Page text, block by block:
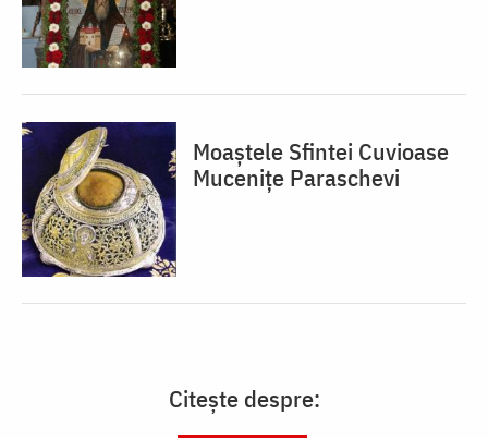
Moaștele Sfintei Cuvioase
Mucenițe Paraschevi
Citește despre: